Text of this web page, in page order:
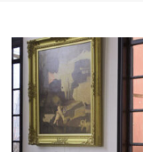
Skip to content